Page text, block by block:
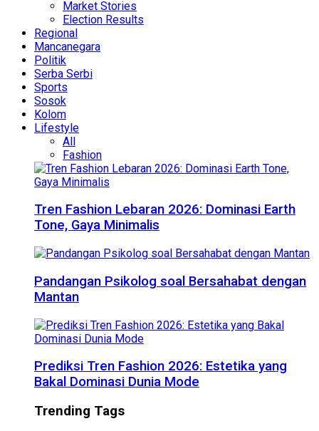
Market Stories
Election Results
Regional
Mancanegara
Politik
Serba Serbi
Sports
Sosok
Kolom
Lifestyle
All
Fashion
Tren Fashion Lebaran 2026: Dominasi Earth
Tone, Gaya Minimalis
Pandangan Psikolog soal Bersahabat dengan
Mantan
Prediksi Tren Fashion 2026: Estetika yang
Bakal Dominasi Dunia Mode
Trending Tags